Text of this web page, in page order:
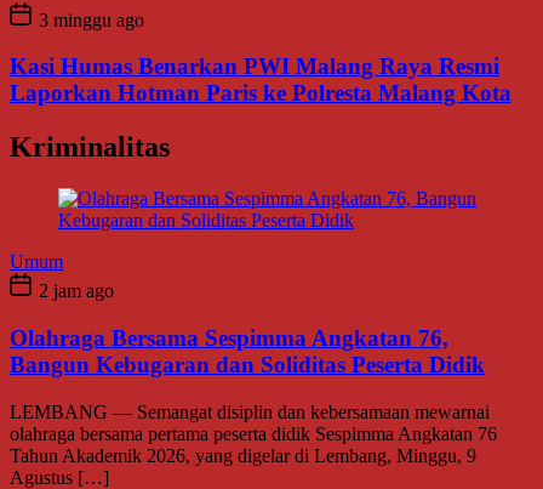
3 minggu ago
Kasi Humas Benarkan PWI Malang Raya Resmi
Laporkan Hotman Paris ke Polresta Malang Kota
Kriminalitas
Umum
2 jam ago
Olahraga Bersama Sespimma Angkatan 76,
Bangun Kebugaran dan Soliditas Peserta Didik
LEMBANG — Semangat disiplin dan kebersamaan mewarnai
olahraga bersama pertama peserta didik Sespimma Angkatan 76
Tahun Akademik 2026, yang digelar di Lembang, Minggu, 9
Agustus […]